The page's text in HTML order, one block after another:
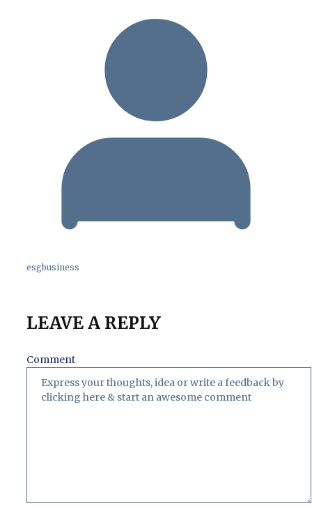
esgbusiness
LEAVE A REPLY
Comment